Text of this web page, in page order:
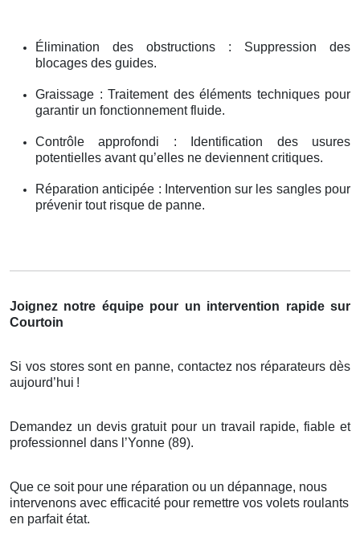
Élimination des obstructions : Suppression des
blocages des guides.
Graissage : Traitement des éléments techniques pour
garantir un fonctionnement fluide.
Contrôle approfondi : Identification des usures
potentielles avant qu’elles ne deviennent critiques.
Réparation anticipée : Intervention sur les sangles pour
prévenir tout risque de panne.
Joignez notre équipe pour un intervention rapide sur
Courtoin
Si vos stores sont en panne, contactez nos réparateurs dès
aujourd’hui !
Demandez un devis gratuit pour un travail rapide, fiable et
professionnel dans l’Yonne (89).
Que ce soit pour une réparation ou un dépannage, nous
intervenons avec efficacité pour remettre vos volets roulants
en parfait état.